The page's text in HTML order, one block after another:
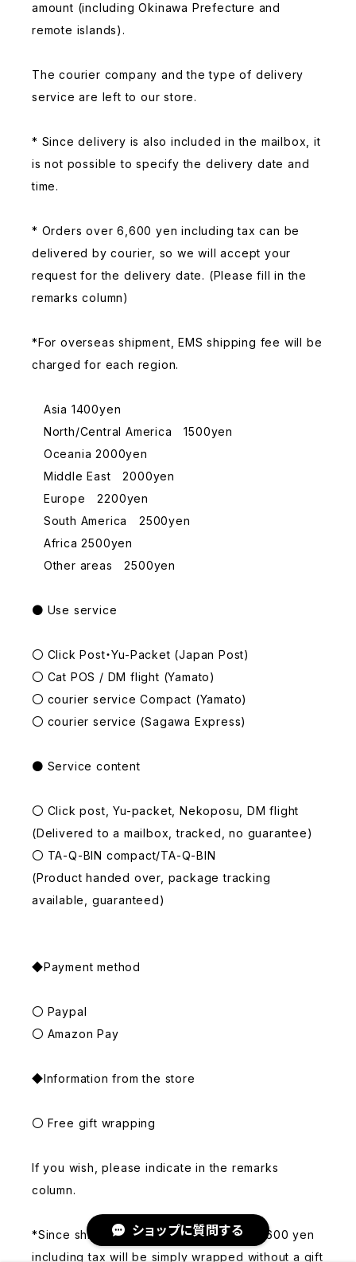
ショップに質問する
amount (including Okinawa Prefecture and
remote islands).
The courier company and the type of delivery
service are left to our store.
* Since delivery is also included in the mailbox, it
is not possible to specify the delivery date and
time.
* Orders over 6,600 yen including tax can be
delivered by courier, so we will accept your
request for the delivery date. (Please fill in the
remarks column)
*For overseas shipment, EMS shipping fee will be
charged for each region.
Asia 1400yen
North/Central America 1500yen
Oceania 2000yen
Middle East 2000yen
Europe 2200yen
South America 2500yen
Africa 2500yen
Other areas 2500yen
● Use service
〇 Click Post・Yu-Packet (Japan Post)
〇 Cat POS / DM flight (Yamato)
〇 courier service Compact (Yamato)
〇 courier service (Sagawa Express)
● Service content
〇 Click post, Yu-packet, Nekoposu, DM flight
(Delivered to a mailbox, tracked, no guarantee)
〇 TA-Q-BIN compact/TA-Q-BIN
(Product handed over, package tracking
available, guaranteed)
◆Payment method
〇 Paypal
〇 Amazon Pay
◆Information from the store
〇 Free gift wrapping
If you wish, please indicate in the remarks
column.
*Since shipping is free, orders under 6,600 yen
including tax will be simply wrapped without a gift